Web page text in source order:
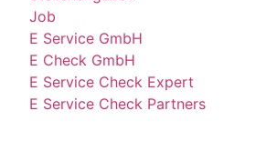
Job
E Service GmbH
E Check GmbH
E Service Check Expert
E Service Check Partners